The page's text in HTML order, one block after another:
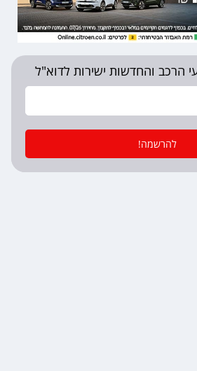
הרכב והחדשות ישירות לדוא"ל
להרשמה!